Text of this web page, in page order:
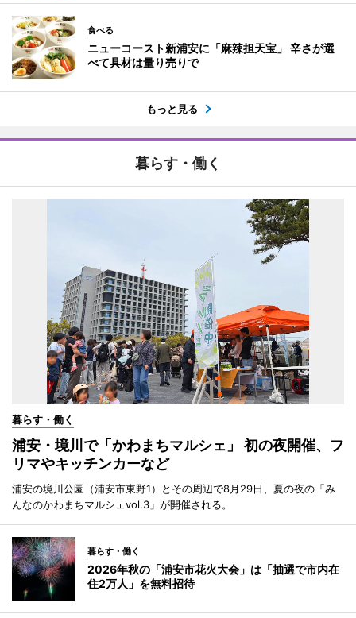
食べる
ニューコースト新浦安に「麻辣担天宝」 辛さが選
べて具材は量り売りで
もっと見る
暮らす・働く
暮らす・働く
浦安・境川で「かわまちマルシェ」 初の夜開催、フ
リマやキッチンカーなど
浦安の境川公園（浦安市東野1）とその周辺で8月29日、夏の夜の「み
んなのかわまちマルシェvol.3」が開催される。
暮らす・働く
2026年秋の「浦安市花火大会」は「抽選で市内在
住2万人」を無料招待